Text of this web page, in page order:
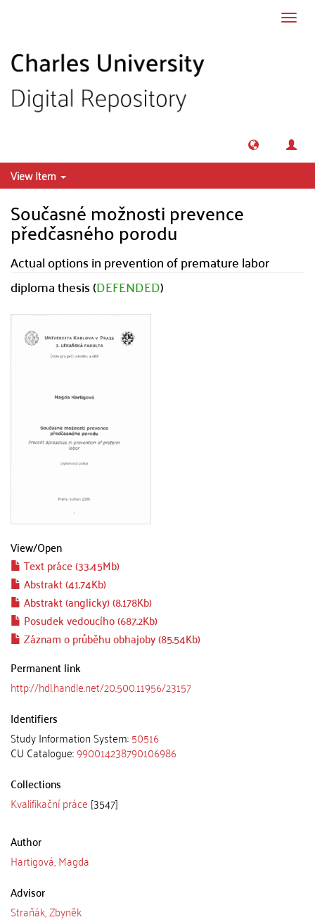
View Item
Současné možnosti prevence
předčasného porodu
Actual options in prevention of premature labor
diploma thesis (DEFENDED)
View/Open
Text práce (33.45Mb)
Abstrakt (41.74Kb)
Abstrakt (anglicky) (8.178Kb)
Posudek vedoucího (687.2Kb)
Záznam o průběhu obhajoby (85.54Kb)
Permanent link
http://hdl.handle.net/20.500.11956/23157
Identifiers
Study Information System:50516
CU Catalogue:990014238790106986
Collections
Kvalifikační práce [3547]
Author
Hartigová, Magda
Advisor
Straňák, Zbyněk